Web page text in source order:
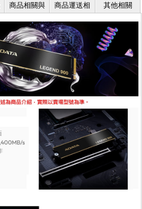
商品相關與
退換貨
商品運送相
關
其他相關